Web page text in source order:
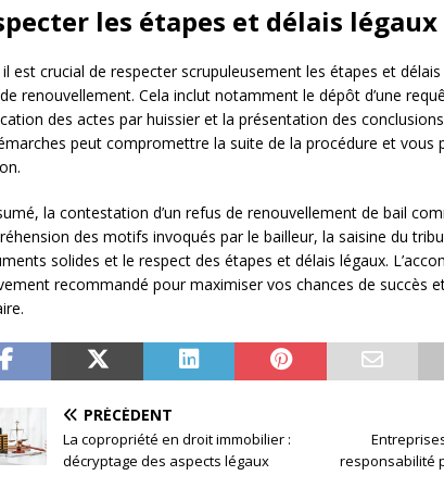
les étapes et délais légaux
il est crucial de respecter scrupuleusement les étapes et
renouvellement. Cela inclut notamment le dépôt d’une
des actes par huissier et la présentation des
peut compromettre la suite de la procédure et vous
la contestation d’un refus de renouvellement de bail
des motifs invoqués par le bailleur, la saisine du
solides et le respect des étapes et délais légaux.
recommandé pour maximiser vos chances de succès
PRÉCÉDENT
La copropriété en droit immobilier :
décryptage des aspects légaux
responsabilité